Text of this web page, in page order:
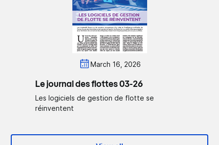
March 16, 2026
Le journal des flottes 03-26
Les logiciels de gestion de flotte se
réinventent